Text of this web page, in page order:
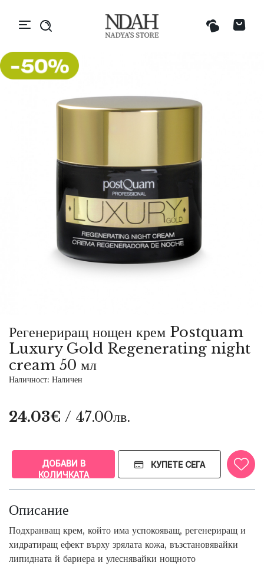
Регенериращ нощен крем Postquam
Luxury Gold Regenerating night
cream 50 мл
Наличност: Наличен
24.03€ / 47.00лв.
ДОБАВИ В
КОЛИЧКАТА
КУПЕТЕ СЕГА
Описание
Подхранващ крем, който има успокояващ, регенериращ и
хидратиращ ефект върху зрялата кожа, възстановявайки
липидната й бариера и улеснявайки нощното